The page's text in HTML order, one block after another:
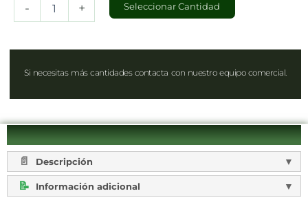
- + Seleccionar Cantidad
Si necesitas más cantidades contacta con nuestro equipo comercial.
Descripción
Información adicional